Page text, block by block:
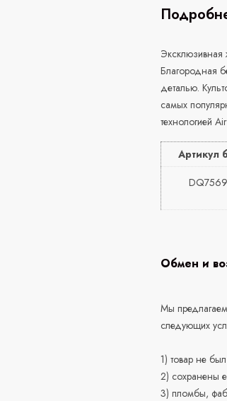
Эксклюзивная
Благородная
деталью.
самых
технологиейAir
Артикул
Обмен и
Мы
следующих
1) товар не
2) сохранены
3) пломбы,